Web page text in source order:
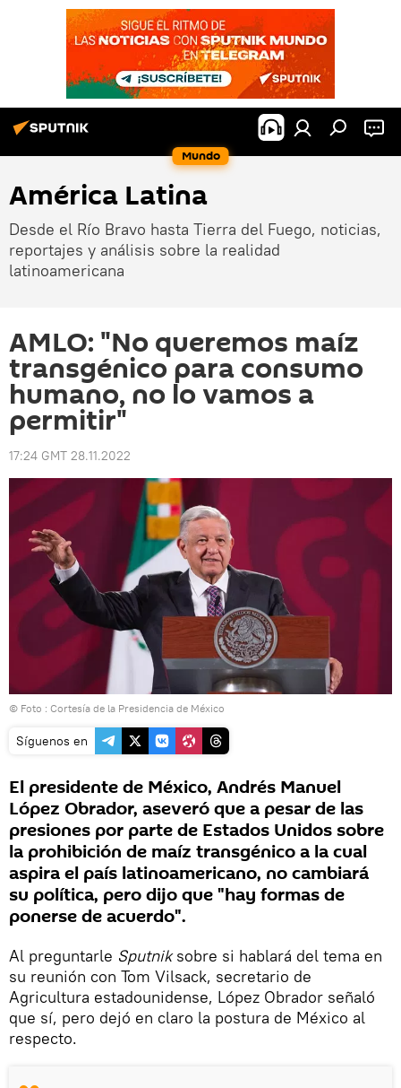
Mundo
América Latina
Desde el Río Bravo hasta Tierra del Fuego, noticias,
reportajes y análisis sobre la realidad
latinoamericana
AMLO: "No queremos maíz
transgénico para consumo
humano, no lo vamos a
permitir"
17:24 GMT 28.11.2022
© Foto : Cortesía de la Presidencia de México
Síguenos en
El presidente de México, Andrés Manuel
López Obrador, aseveró que a pesar de las
presiones por parte de Estados Unidos sobre
la prohibición de maíz transgénico a la cual
aspira el país latinoamericano, no cambiará
su política, pero dijo que "hay formas de
ponerse de acuerdo".
Al preguntarle Sputniksobre si hablará del tema en
su reunión con Tom Vilsack, secretario de
Agricultura estadounidense, López Obrador señaló
que sí, pero dejó en claro la postura de México al
respecto.